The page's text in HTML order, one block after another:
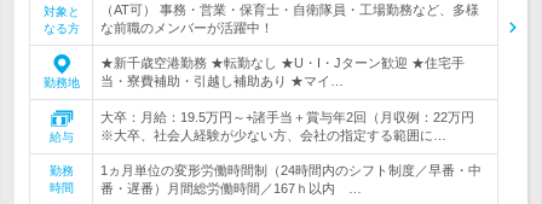
対象と
なる方
（AT可） 事務・営業・保育士・自衛隊員・工場勤務など、多様
な前職のメンバーが活躍中！
勤務地
★新千歳空港勤務 ★転勤なし ★U・I・Jターン歓迎 ★住宅手
当・寮費補助・引越し補助あり ★マイ…
給与
大卒：月給：19.5万円～+諸手当＋賞与年2回（月収例：22万円
※大卒、社会人経験が少ない方、会社の指定する範囲に…
勤務
時間
1ヵ月単位の変形労働時間制（24時間内のシフト制度／早番・中
番・遅番）月間総労働時間／167ｈ以内 …